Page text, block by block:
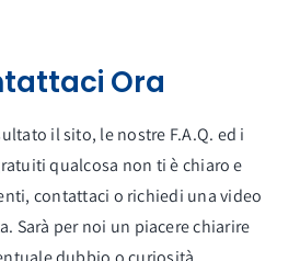
Ora
il sito, le nostre F.A.Q. ed i
qualcosa non ti è chiaro e
contattaci o richiedi una video
Sarà per noi un piacere chiarire